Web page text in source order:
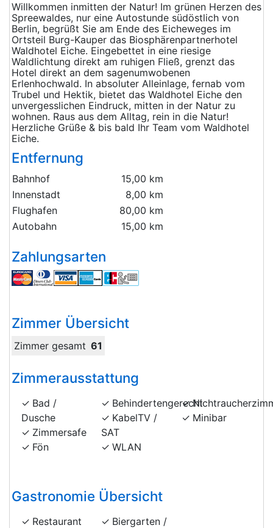
Willkommen inmitten der Natur! Im grünen Herzen des
Spreewaldes, nur eine Autostunde südöstlich von
Berlin, begrüßt Sie am Ende des Eicheweges im
Ortsteil Burg-Kauper das Biosphärenpartnerhotel
Waldhotel Eiche. Eingebettet in eine riesige
Waldlichtung direkt am ruhigen Fließ, grenzt das
Hotel direkt an dem sagenumwobenen
Erlenhochwald. In absoluter Alleinlage, fernab vom
Trubel und Hektik, bietet das Waldhotel Eiche den
unvergesslichen Eindruck, mitten in der Natur zu
wohnen. Raus aus dem Alltag, rein in die Natur!
Herzliche Grüße & bis bald Ihr Team vom Waldhotel
Eiche.
Entfernung
Bahnhof
15,00 km
Innenstadt
8,00 km
Flughafen
80,00 km
Autobahn
15,00 km
Zahlungsarten
Zimmer Übersicht
Zimmer gesamt 61
Zimmerausstattung
Bad /
Dusche
Zimmersafe
Fön
Behindertengerecht
KabelTV /
SAT
WLAN
Minibar
Gastronomie Übersicht
Restaurant
Biergarten /